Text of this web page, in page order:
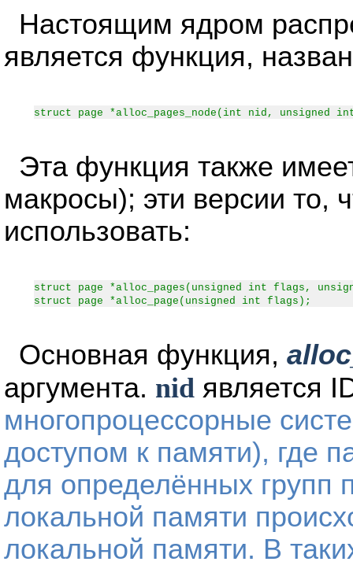
Настоящим ядром
является функция,
struct page *alloc_pages_node(int nid, unsigned
Эта функция также
макросы); эти версии то,
использовать:
struct page *alloc_pages(unsigned int flags,
struct page *alloc_page(unsigned int flags);
Основная функция,
аргумента. nid является
многопроцессорные
доступом к памяти), где
для определённых групп
локальной памяти
локальной памяти. В